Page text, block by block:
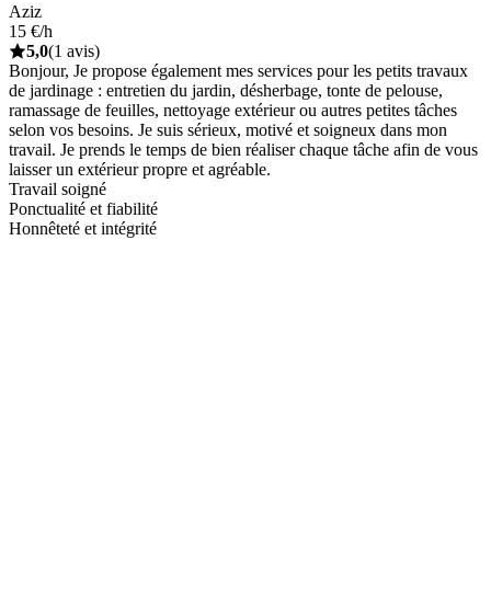
Aziz
15 €/h
5,0(1 avis)
Bonjour, Je propose également mes services pour les petits travaux
de jardinage : entretien du jardin, désherbage, tonte de pelouse,
ramassage de feuilles, nettoyage extérieur ou autres petites tâches
selon vos besoins. Je suis sérieux, motivé et soigneux dans mon
travail. Je prends le temps de bien réaliser chaque tâche afin de vous
laisser un extérieur propre et agréable.
Travail soigné
Ponctualité et fiabilité
Honnêteté et intégrité